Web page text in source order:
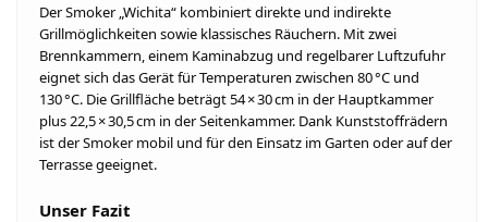
Der Smoker „Wichita“ kombiniert direkte und indirekte
Grillmöglichkeiten sowie klassisches Räuchern. Mit zwei
Brennkammern, einem Kaminabzug und regelbarer Luftzufuhr
eignet sich das Gerät für Temperaturen zwischen 80 °C und
130 °C. Die Grillfläche beträgt 54 × 30 cm in der Hauptkammer
plus 22,5 × 30,5 cm in der Seitenkammer. Dank Kunststoffrädern
ist der Smoker mobil und für den Einsatz im Garten oder auf der
Terrasse geeignet.
Unser Fazit